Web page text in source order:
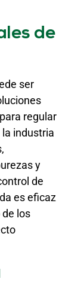
de
ser
regular
industria
y
de
es eficaz
los